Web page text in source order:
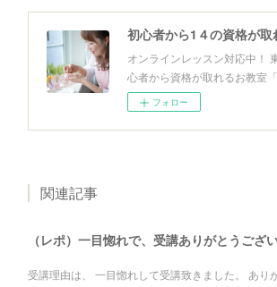
初心者から1４の資格が
オンラインレッスン対応中！
心者から資格が取れるお教室
フォロー
関連記事
（レポ）一目惚れで、受講ありがとうござ
受講理由は、 一目惚れして受講致きました。 あり